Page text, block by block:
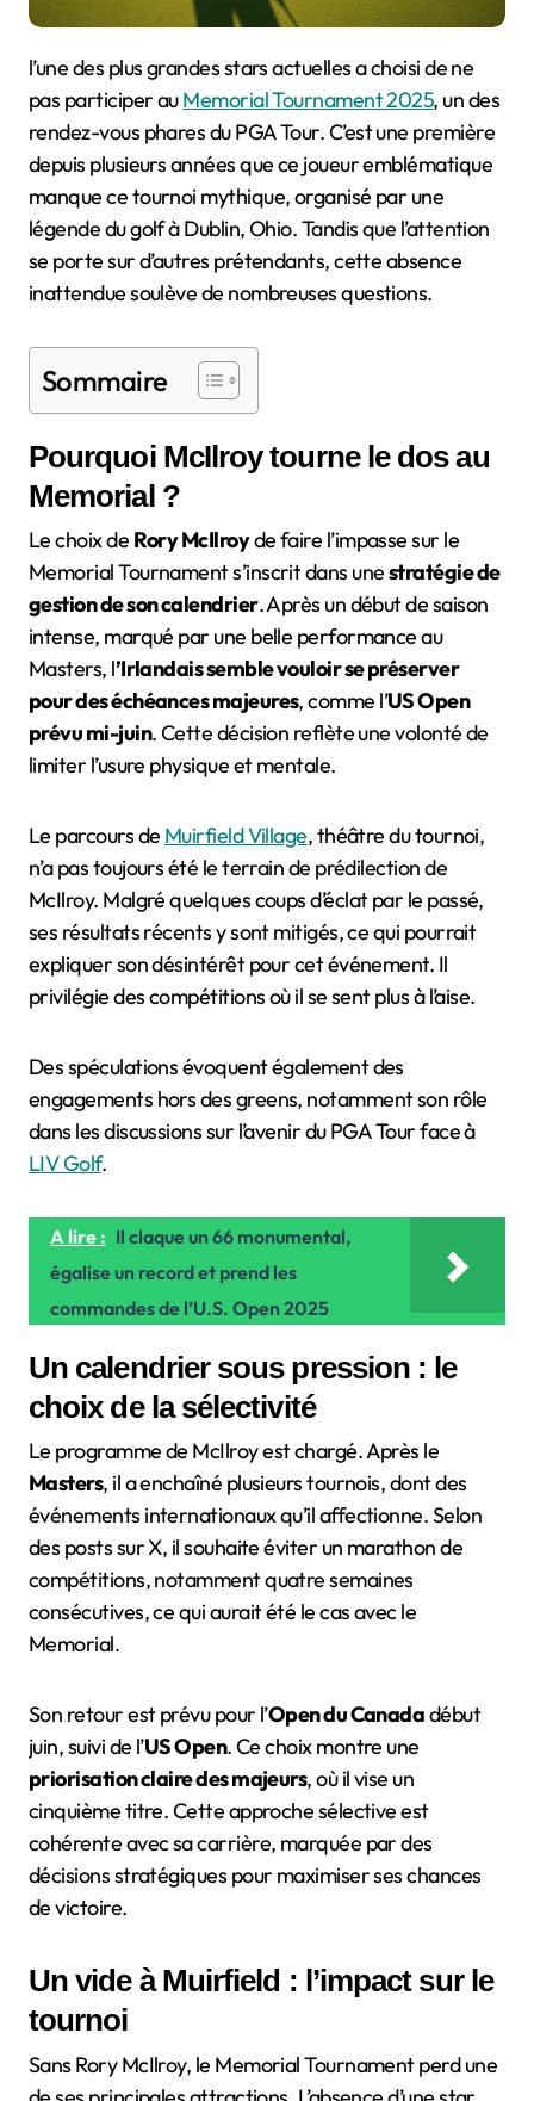
l’une des plus grandes stars actuelles a choisi de ne
pas participer auMemorial Tournament 2025, un des
rendez-vous phares du PGA Tour. C’est une première
depuis plusieurs années que ce joueur emblématique
manque ce tournoi mythique, organisé par une
légende du golf à Dublin, Ohio. Tandis que l’attention
se porte sur d’autres prétendants, cette absence
inattendue soulève de nombreuses questions.
Sommaire
Pourquoi McIlroy tourne le dos au
Memorial ?
Le choix de Rory McIlroyde faire l’impasse sur le
Memorial Tournament s’inscrit dans unestratégie de
gestion de son calendrier. Après un début de saison
intense, marqué par une belle performance au
Masters, l’Irlandais semble vouloir se préserver
pour des échéances majeures, comme l’US Open
prévu mi-juin. Cette décision reflète une volonté de
limiter l’usure physique et mentale.
Le parcours de Muirfield Village, théâtre du tournoi,
n’a pas toujours été le terrain de prédilection de
McIlroy. Malgré quelques coups d’éclat par le passé,
ses résultats récents y sont mitigés, ce qui pourrait
expliquer son désintérêt pour cet événement. Il
privilégie des compétitions où il se sent plus à l’aise.
Des spéculations évoquent également des
engagements hors des greens, notamment son rôle
dans les discussions sur l’avenir du PGA Tour face à
LIV Golf.
A lire : Il claque un 66 monumental,
égalise un record et prend les
commandes de l’U.S. Open 2025
Un calendrier sous pression : le
choix de la sélectivité
Le programme de McIlroy est chargé. Après le
Masters, il a enchaîné plusieurs tournois, dont des
événements internationaux qu’il affectionne. Selon
des posts sur X, il souhaite éviter un marathon de
compétitions, notamment quatre semaines
consécutives, ce qui aurait été le cas avec le
Memorial.
Son retour est prévu pour l’Open du Canadadébut
juin, suivi de l’US Open. Ce choix montre une
priorisation claire des majeurs, où il vise un
cinquième titre. Cette approche sélective est
cohérente avec sa carrière, marquée par des
décisions stratégiques pour maximiser ses chances
de victoire.
Un vide à Muirfield : l’impact sur le
tournoi
Sans Rory McIlroy, le Memorial Tournament perd une